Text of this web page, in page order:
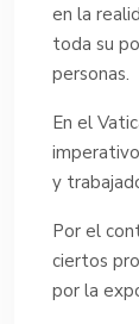
en la
toda su
personas.
En el
y
Por el
ciertos
por la